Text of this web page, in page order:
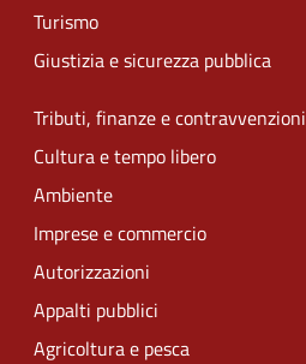
Turismo
Giustizia e sicurezza pubblica
Tributi, finanze e contravvenzioni
Cultura e tempo libero
Ambiente
Imprese e commercio
Autorizzazioni
Appalti pubblici
Agricoltura e pesca